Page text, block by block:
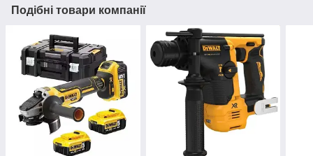
Подібні товари компанії